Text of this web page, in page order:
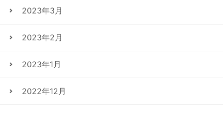
2023年3月
2023年2月
2023年1月
2022年12月